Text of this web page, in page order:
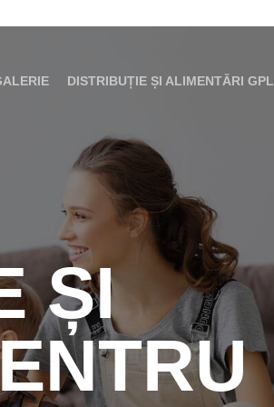
DISTRIBUȚIE ȘI ALIMENTĂRI GPL
ȘI